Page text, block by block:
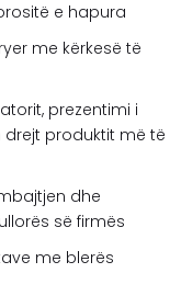
e hapura
me kërkesë të
prezentimi i
drejt produktit më të
dhe
së firmës
me blerës